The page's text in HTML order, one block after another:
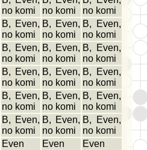
no komi
no komi
no komi
B, Even,
no komi
B, Even,
no komi
B, Even,
no komi
B, Even,
no komi
B, Even,
no komi
B, Even,
no komi
B, Even,
no komi
B, Even,
no komi
B, Even,
no komi
B, Even,
no komi
B, Even,
no komi
B, Even,
no komi
B, Even,
no komi
B, Even,
no komi
B, Even,
no komi
Even Even
Even